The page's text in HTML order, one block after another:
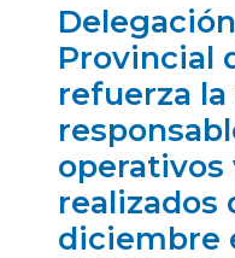
Provincial
refuerza
realizados
diciembre